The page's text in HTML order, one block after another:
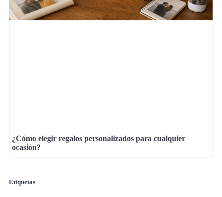
¿Cómo elegir regalos personalizados para cualquier
ocasión?
Etiquetas